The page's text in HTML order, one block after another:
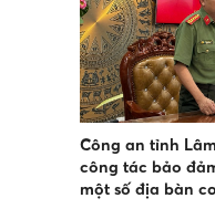
Công an tỉnh
công tác bảo
một số địa bàn